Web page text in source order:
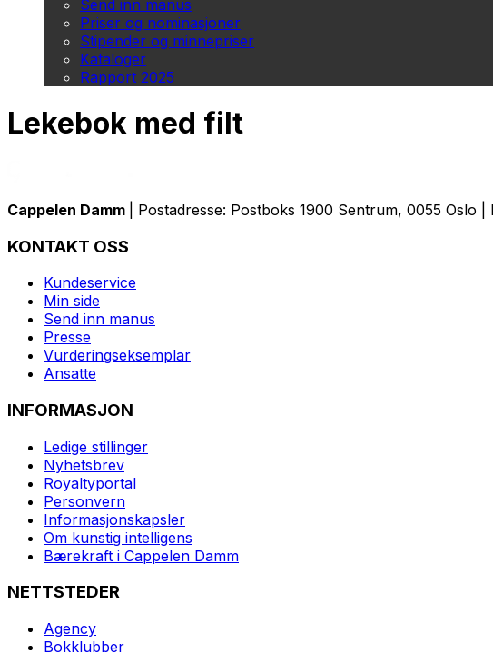
Send inn manus
Priser og nominasjoner
Stipender og minnepriser
Kataloger
Rapport 2025
Lekebok med filt
Cappelen Damm | Postadresse: Postboks 1900 Sentrum, 0055 Oslo
KONTAKT OSS
Kundeservice
Min side
Send inn manus
Presse
Vurderingseksemplar
Ansatte
INFORMASJON
Ledige stillinger
Nyhetsbrev
Royaltyportal
Personvern
Informasjonskapsler
Om kunstig intelligens
Bærekraft i Cappelen Damm
NETTSTEDER
Agency
Bokklubber